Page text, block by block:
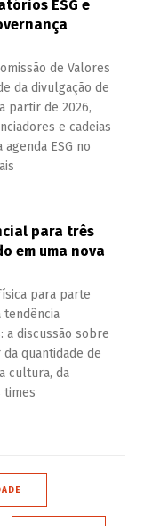
ESG e
de Valores
da divulgação de
partir de 2026,
e cadeias
ESG no
para três
em uma nova
para parte
a discussão sobre
quantidade de
cultura, da
times